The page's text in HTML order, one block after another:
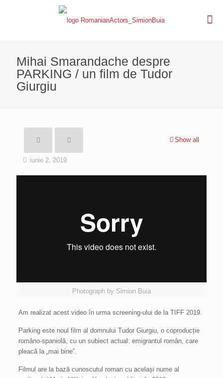
Mihai Smarandache despre
PARKING / un film de Tudor
Giurgiu
Show all
iunie 2, 2019
Photograph by Simion Buia
Am realizat acest video în urma screening-ului de la TIFF 2019.
Parking este noul film al domnului Tudor Giurgiu, o coproducție
româno-spaniolă, cu un subiect actual: emigrantul român, care
pleacă la „mai bine”.
Filmul are la bază cunoscutul roman cu același nume al